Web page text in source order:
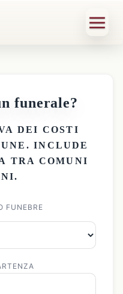
funerale?
DEI COSTI
. INCLUDE
TRA COMUNI
FUNEBRE